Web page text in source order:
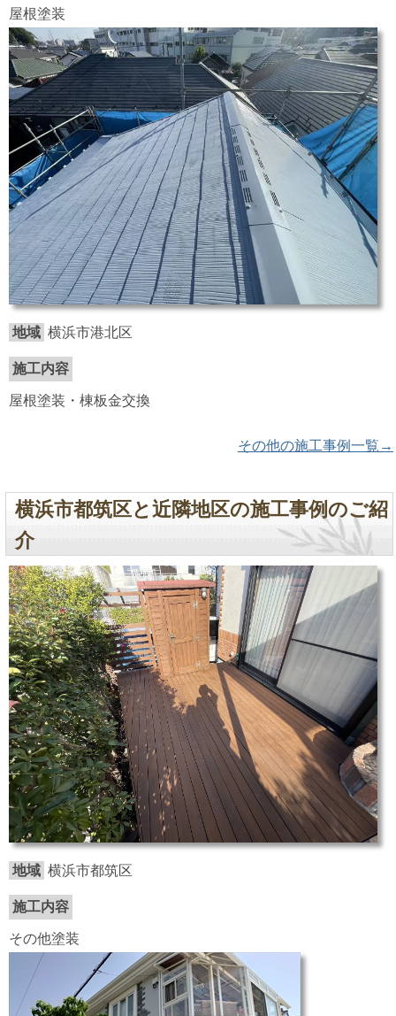
屋根塗装
地域 横浜市港北区
施工内容
屋根塗装・棟板金交換
その他の施工事例一覧→
横浜市都筑区と近隣地区の施工事例のご紹
介
地域 横浜市都筑区
施工内容
その他塗装